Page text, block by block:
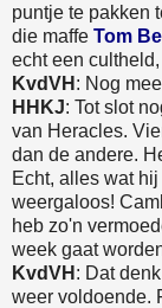
puntje te pakken
die maffe Tom
echt een
KvdVH : Nog
HHKJ: Tot slot
van Heracles.
dan de andere.
Echt, alles wat
weergaloos!
heb zo'n
week gaat
KvdVH : Dat
weer voldoende.